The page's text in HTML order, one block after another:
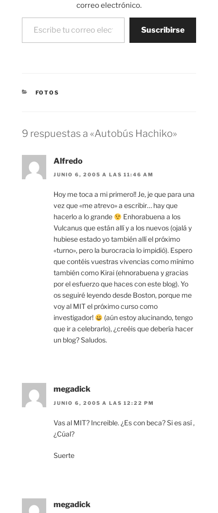
correo electrónico.
Escribe tu correo electrónico…
Suscribirse
CATEGORÍAS
FOTOS
9 respuestas a «Autobús Hachiko»
Alfredo
JUNIO 6, 2005 A LAS 11:46 AM
Hoy me toca a mi primero!! Je, je que para una
vez que «me atrevo» a escribir… hay que
hacerlo a lo grande
Enhorabuena a los
Vulcanus que están allí y a los nuevos (ojalá y
hubiese estado yo también allí el próximo
«turno», pero la burocracia lo impidió). Espero
que contéis vuestras vivencias como mínimo
también como Kirai (ehnorabuena y gracias
por el esfuerzo que haces con este blog). Yo
os seguiré leyendo desde Boston, porque me
voy al MIT el próximo curso como
investigador!
(aún estoy alucinando, tengo
que ir a celebrarlo), ¿creéis que debería hacer
un blog? Saludos.
megadick
JUNIO 6, 2005 A LAS 12:22 PM
Vas al MIT? Increible. ¿Es con beca? Si es así ,
¿Cúal?
Suerte
megadick